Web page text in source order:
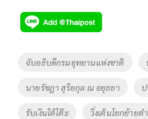
e
b
o
o
k
tt
er
p
y
Li
k
Tags
จับอธิบดีกรมอุทยานแห่งชาติ
นายรัชฎา สุริยกุล ณ อยุธยา
รับเงินใต้โต๊ะ วิ่งเต้นโยกย้ายต